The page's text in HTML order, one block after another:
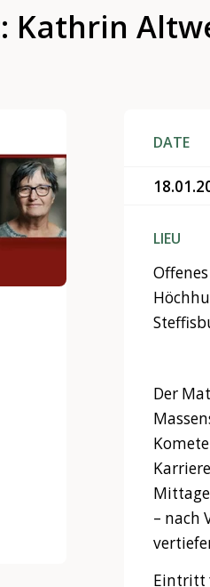
Kathrin
DATE
LIEU
Der
– nach
Eintritt